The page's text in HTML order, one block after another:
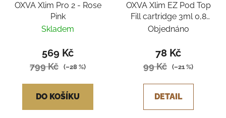
OXVA Xlim Pro 2 - Rose
Pink
Skladem
569 Kč
799 Kč (–28 %)
DO KOŠÍKU
OXVA Xlim EZ Pod Top
Fill cartridge 3ml 0,8
ohm
Objednáno
78 Kč
99 Kč (–21 %)
DETAIL